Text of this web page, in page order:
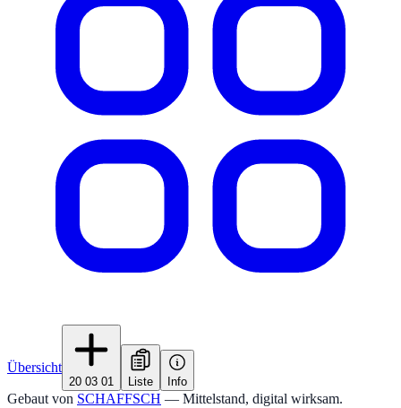
Übersicht
20 03 01 Liste Info
Gebaut von SCHAFFSCH — Mittelstand, digital wirksam.